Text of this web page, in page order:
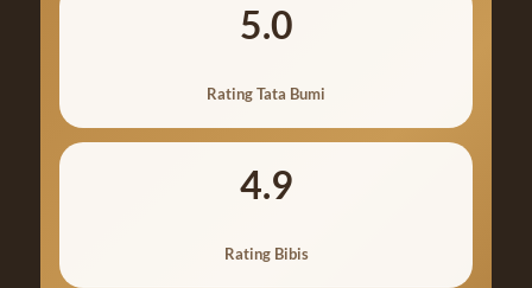
5.0
Rating Tata Bumi
4.9
Rating Bibis